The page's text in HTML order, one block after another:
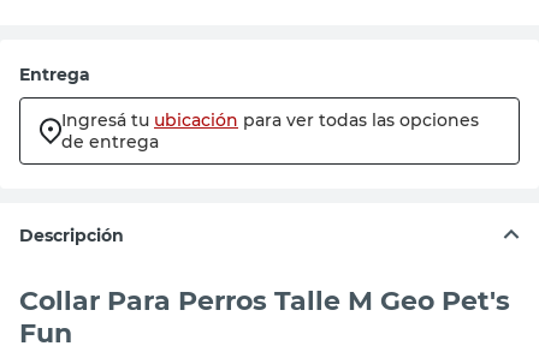
Entrega
Ingresá tu ubicación para ver todas las opciones
de entrega
Descripción
Collar Para Perros Talle M Geo Pet's
Fun